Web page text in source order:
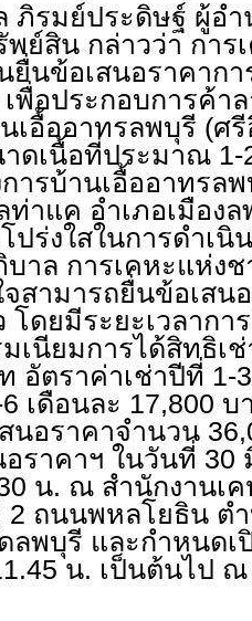
ภิรมย์ประดิษฐ์ ผู้อำ
ย์สิน กล่าวว่า การ
ยื่นข้อเสนอราคาก
เพื่อประกอบการค้
เอื้ออาทรลพบุรี (ศ
ดเนื้อที่ประมาณ 1-
ารบ้านเอื้ออาทรล
าแค อำเภอเมือง
ปร่งใสในการดำเ
าล การเคหะแห่งช
สามารถยื่นข้อเสน
โดยมีระยะเวลากา
เนียมการได้สิทธิเ
อัตราค่าเช่าปีที่ 1-
เดือนละ 17,800
นอราคาจำนวน
ราคาฯ ในวันที่ 30
น. ณ สำนักงานเ
2 ถนนพหลโยธิน ต
ลพบุรี และกำหนดเ
น. เป็นต้นไป